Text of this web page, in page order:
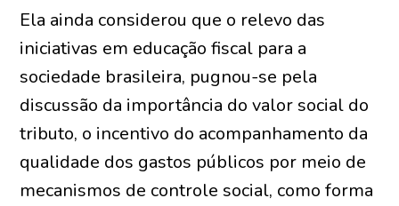
Ela ainda considerou que o relevo das
iniciativas em educação fiscal para a
sociedade brasileira, pugnou-se pela
discussão da importância do valor social do
tributo, o incentivo do acompanhamento da
qualidade dos gastos públicos por meio de
mecanismos de controle social, como forma